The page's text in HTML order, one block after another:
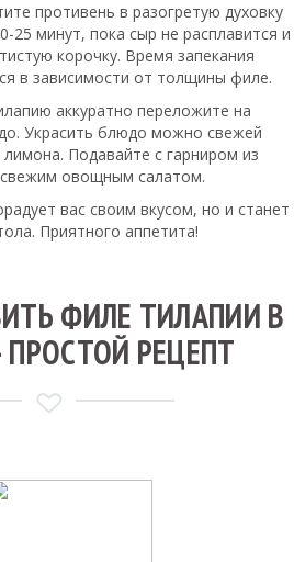
противень в разогретую духовку
25 минут, пока сыр не расплавится и
корочку. Время запекания
в зависимости от толщины филе.
аккуратно переложите на
Украсить блюдо можно свежей
Подавайте с гарниром из
свежим овощным салатом.
вас своим вкусом, но и станет
Приятного аппетита!
ФИЛЕ ТИЛАПИИ В
РЕЦЕПТ